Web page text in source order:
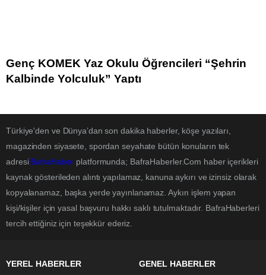
Genç KOMEK Yaz Okulu Öğrencileri “Şehrin
Kalbinde Yolculuk” Yaptı
Türkiye'den ve Dünya’dan son dakika haberler, köşe yazıları,
magazinden siyasete, spordan seyahate bütün konuların tek
adresi BafraHaber platformunda; BafraHaberler.Com haber içerikleri
kaynak gösterileden alıntı yapılamaz, kanuna aykırı ve izinsiz olarak
kopyalanamaz, başka yerde yayınlanamaz. Aykırı işlem yapan
kişi/kişiler için yasal başvuru hakkı saklı tutulmaktadır. BafraHaberleri
tercih ettiğiniz için teşekkür ederiz.
YEREL HABERLER
GENEL HABERLER